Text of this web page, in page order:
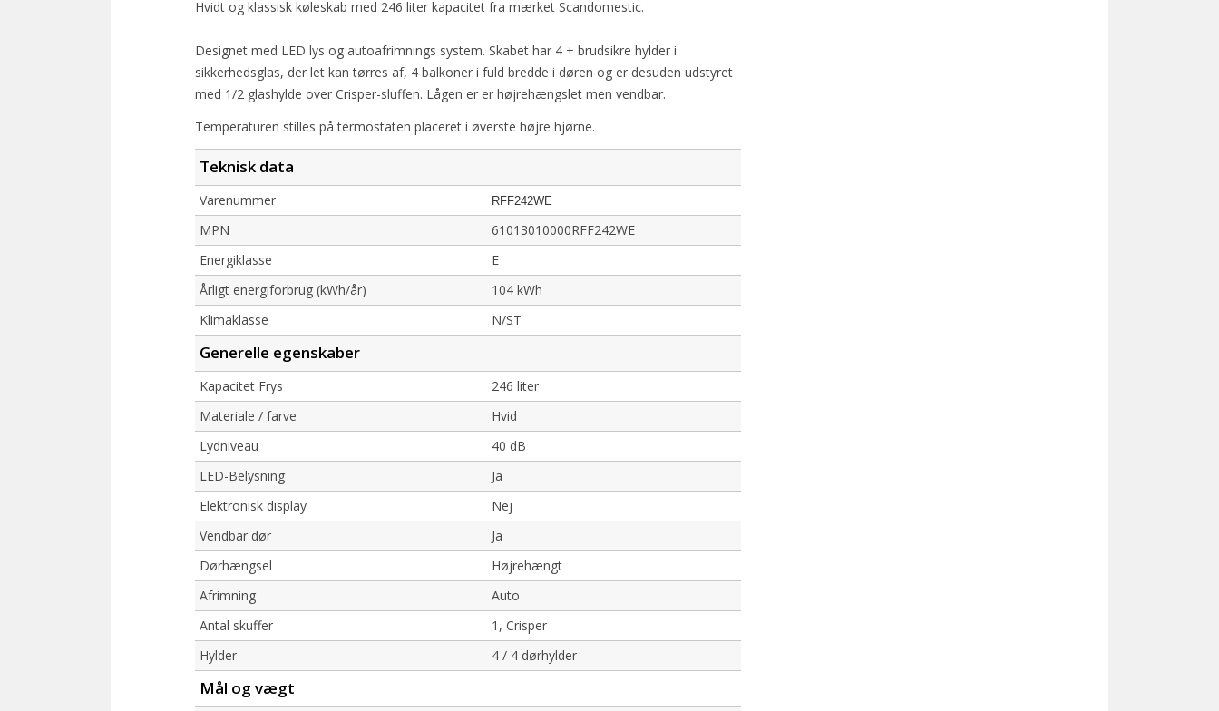
Hvidt og klassisk køleskab med 246 liter kapacitet fra mærket Scandomestic.
Designet med LED lys og autoafrimnings system. Skabet har 4 + brudsikre hylder i
sikkerhedsglas, der let kan tørres af, 4 balkoner i fuld bredde i døren og er desuden udstyret
med 1/2 glashylde over Crisper-sluffen. Lågen er er højrehængslet men vendbar.
Temperaturen stilles på termostaten placeret i øverste højre hjørne.
Teknisk data
Varenummer RFF242WE
MPN
61013010000RFF242WE
Energiklasse
E
Årligt energiforbrug (kWh/år)
104 kWh
Klimaklasse
N/ST
Generelle egenskaber
Kapacitet Frys
246 liter
Materiale / farve
Hvid
Lydniveau
40 dB
LED-Belysning
Ja
Elektronisk display
Nej
Vendbar dør
Ja
Dørhængsel
Højrehængt
Afrimning
Auto
Antal skuffer
1, Crisper
Hylder
4 / 4 dørhylder
Mål og vægt